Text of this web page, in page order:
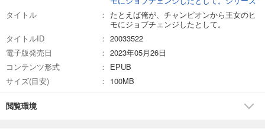
タイトル
たとえば俺が、チャンピオンから王女のヒ
モにジョブチェンジしたとして。
タイトルID
20033522
電子版発売日
2023年05月26日
コンテンツ形式
EPUB
サイズ(目安)
100MB
閲覧環境